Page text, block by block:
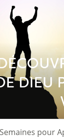
DIEU
pour